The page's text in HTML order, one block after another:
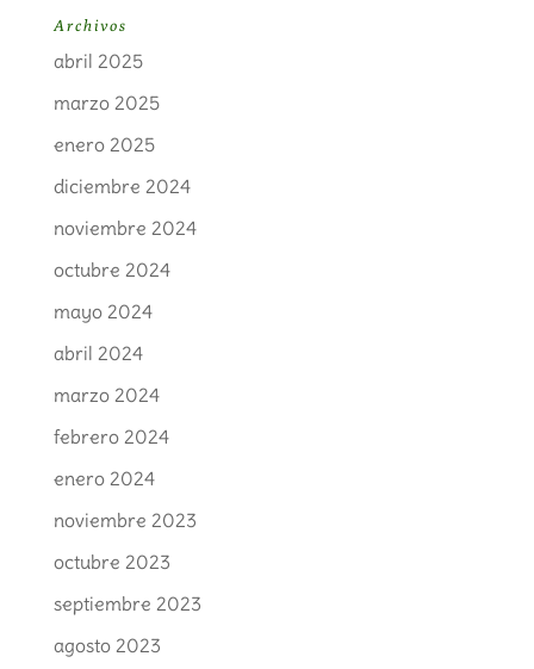
Archivos
abril 2025
marzo 2025
enero 2025
diciembre 2024
noviembre 2024
octubre 2024
mayo 2024
abril 2024
marzo 2024
febrero 2024
enero 2024
noviembre 2023
octubre 2023
septiembre 2023
agosto 2023